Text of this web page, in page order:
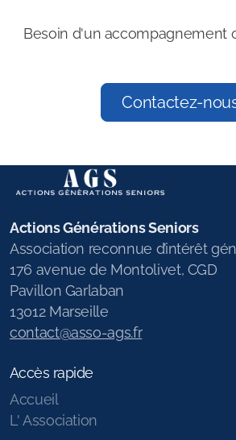
Besoin d'un accompagnement
Contactez-
Actions Générations Seniors
Association reconnue d’intérêt
176 avenue de Montolivet, CGD
Pavillon Garlaban
13012 Marseille
contact@asso-ags.fr
Accès rapide
Accueil
L' Association